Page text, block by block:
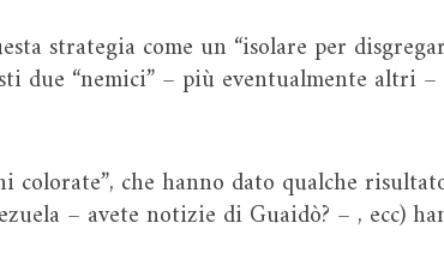
strategia come un “isolare per
due “nemici” – più eventualmente altri
colorate”, che hanno dato qualche
– avete notizie di Guaidò? – , ecc)